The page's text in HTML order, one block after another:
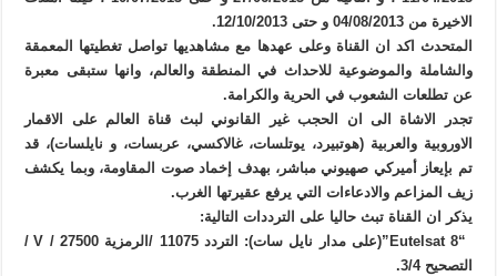
الاخیرة من 04/08/2013 و حتی 12/10/2013.
المتحدث اکد ان القناة وعلی عهدها مع مشاهدیها تواصل تغطیتها المعمقة
والشاملة والموضوعیة للاحداث في المنطقة والعالم، وانها ستبقی معبرة
عن تطلعات الشعوب في الحریة والکرامة.
تجدر الاشاة الی ان الحجب غیر القانوني لبث قناة العالم علی الاقمار
الاوروبیة والعربیة (هوتبیرد، یوتلسات، غالاکسي، عربسات، و نایلسات)، قد
تم بإیعاز أمیرکي صهیوني مباشر، بهدف إخماد صوت المقاومة، وبما یکشف
زیف المزاعم والادعاءات التي یرفع عقیرتها الغرب.
یذکر ان القناة تبث حالیا علی الترددات التالیة:
“8 Eutelsat”(على مدار نايل سات): التردد 11075 /الرمزية 27500 / V /
التصحيح 3/4.